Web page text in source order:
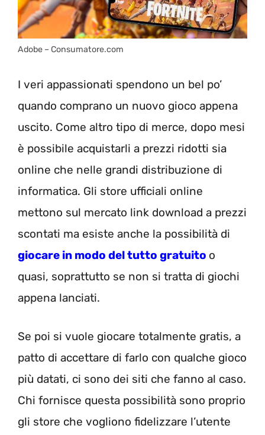
Adobe – Consumatore.com
I veri appassionati spendono un bel po’
quando comprano un nuovo gioco appena
uscito. Come altro tipo di merce, dopo mesi
è possibile acquistarli a prezzi ridotti sia
online che nelle grandi distribuzione di
informatica. Gli store ufficiali online
mettono sul mercato link download a prezzi
scontati ma esiste anche la possibilità di
giocare in modo del tutto gratuito o
quasi, soprattutto se non si tratta di giochi
appena lanciati.
Se poi si vuole giocare totalmente gratis, a
patto di accettare di farlo con qualche gioco
più datati, ci sono dei siti che fanno al caso.
Chi fornisce questa possibilità sono proprio
gli store che vogliono fidelizzare l’utente